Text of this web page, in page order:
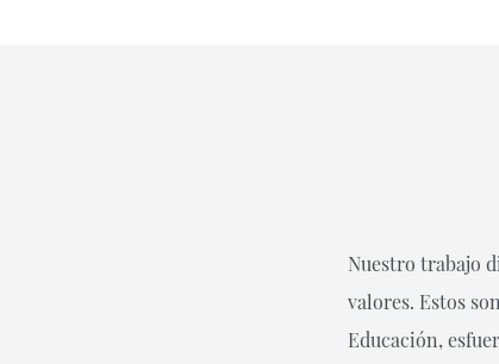
Nuestro trabajo
valores. Estos
Educación,